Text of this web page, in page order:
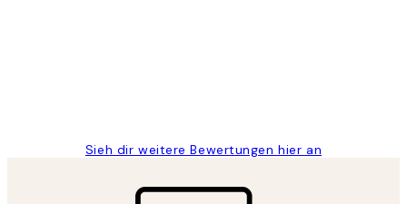
Sieh dir weitere Bewertungen hier an